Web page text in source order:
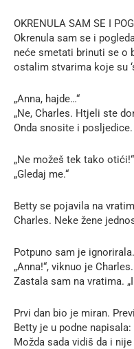
OKRENULA SAM SE I
Okrenula sam se i
neće smetati brinuti se o
ostalim stvarima koje su
„Anna, hajde…“
„Ne, Charles. Htjeli ste
Onda snosite i
„Ne možeš tek tako otići!“
„Gledaj me.“
Betty se pojavila na
Charles. Neke žene
Potpuno sam je ignorirala.
„Anna!“, viknuo je
Zastala sam na vratima.
Prvi dan bio je miran.
Betty je u podne
Možda sada vidiš da i